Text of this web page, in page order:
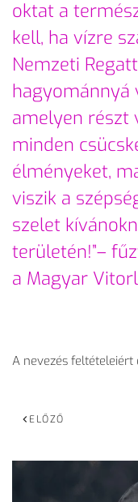
oktat a
kell, ha vízre
Nemzeti
hagyománnyá
amelyen részt
minden
élményeket,
viszik a
szelet
területén!”–
a Magyar
A nevezés
ELŐZŐ